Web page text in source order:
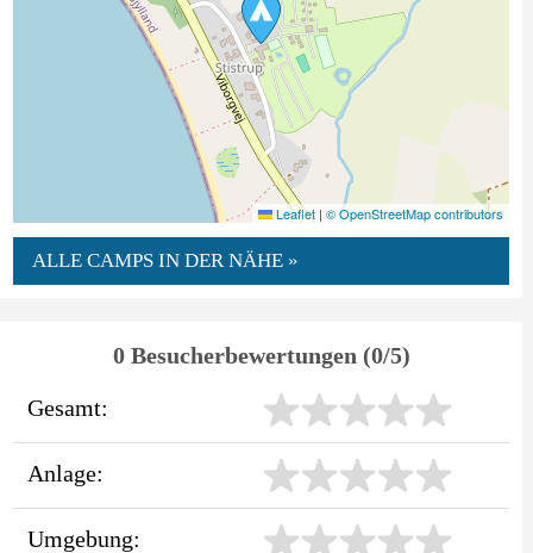
Leaflet | © OpenStreetMap contributors
ALLE CAMPS IN DER NÄHE »
0 Besucherbewertungen (0/5)
Gesamt:
Anlage:
Umgebung: